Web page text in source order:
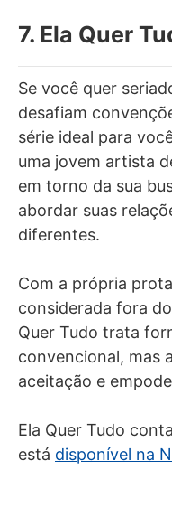
7. Ela Quer
Se você quer
desafiam
série ideal para
uma jovem artista
em torno da sua
abordar suas
diferentes.
Com a própria
considerada fora
Quer Tudo trata
convencional, mas
aceitação e
Ela Quer Tudo
está disponível na